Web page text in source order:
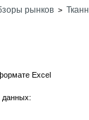
рынков >
Excel
данных: